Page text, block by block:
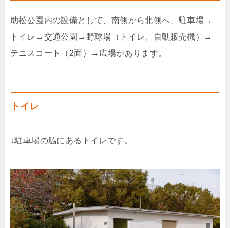
助松公園内の設備として、南側から北側へ、駐車場→
トイレ→交通公園→野球場（トイレ、自動販売機）→
テニスコート（2面）→広場があります。
トイレ
↓駐車場の脇にあるトイレです。